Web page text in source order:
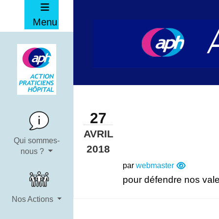
Menu
Qui sommes-
nous ?
Nos Actions
27
AVRIL
2018
par webmaster
pour défendre nos